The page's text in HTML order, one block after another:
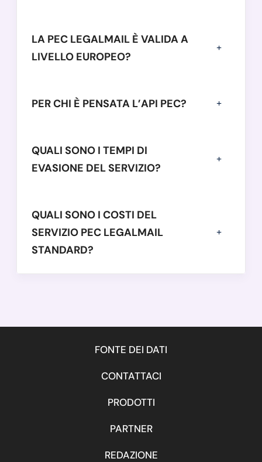
LA PEC LEGALMAIL È VALIDA A
LIVELLO EUROPEO?
PER CHI È PENSATA L’API PEC?
QUALI SONO I TEMPI DI
EVASIONE DEL SERVIZIO?
QUALI SONO I COSTI DEL
SERVIZIO PEC LEGALMAIL
STANDARD?
FONTE DEI DATI
CONTATTACI
PRODOTTI
PARTNER
REDAZIONE